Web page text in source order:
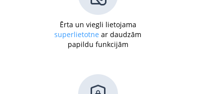
Ērta un viegli lietojama
superlietotne ar daudzām
papildu funkcijām